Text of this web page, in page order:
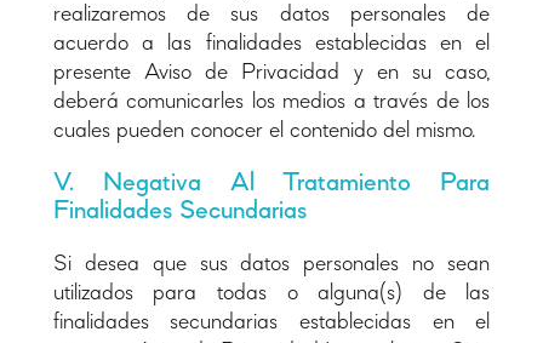
realizaremos de sus datos personales de
acuerdo a las finalidades establecidas en el
presente Aviso de Privacidad y en su caso,
deberá comunicarles los medios a través de los
cuales pueden conocer el contenido del mismo.
V. Negativa Al Tratamiento Para
Finalidades Secundarias
Si desea que sus datos personales no sean
utilizados para todas o alguna(s) de las
finalidades secundarias establecidas en el